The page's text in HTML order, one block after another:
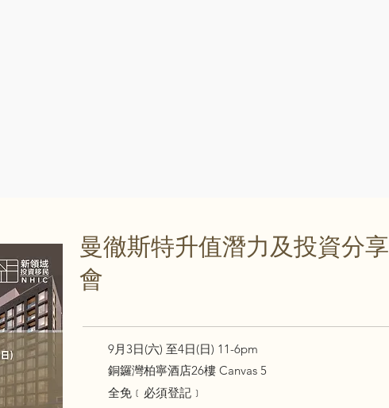
曼徹斯特升值潛力及投資分享
會
9月3日(六) 至4日(日) 11-6pm
銅鑼灣柏寧酒店26樓 Canvas 5
全免﹝必須登記﹞